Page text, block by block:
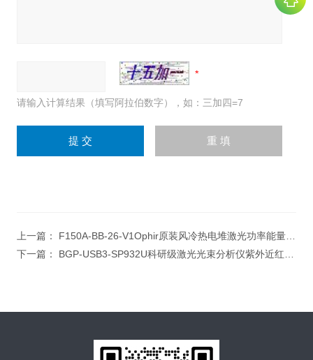
请输入计算结果（填写阿拉伯数字），如：三加四=7
上一篇： F150A-BB-26-V1Ophir原装风冷热电堆激光功率能量测量探头
下一篇： BGP-USB3-SP932U科研级激光光束分析仪紫外近红外光斑测量